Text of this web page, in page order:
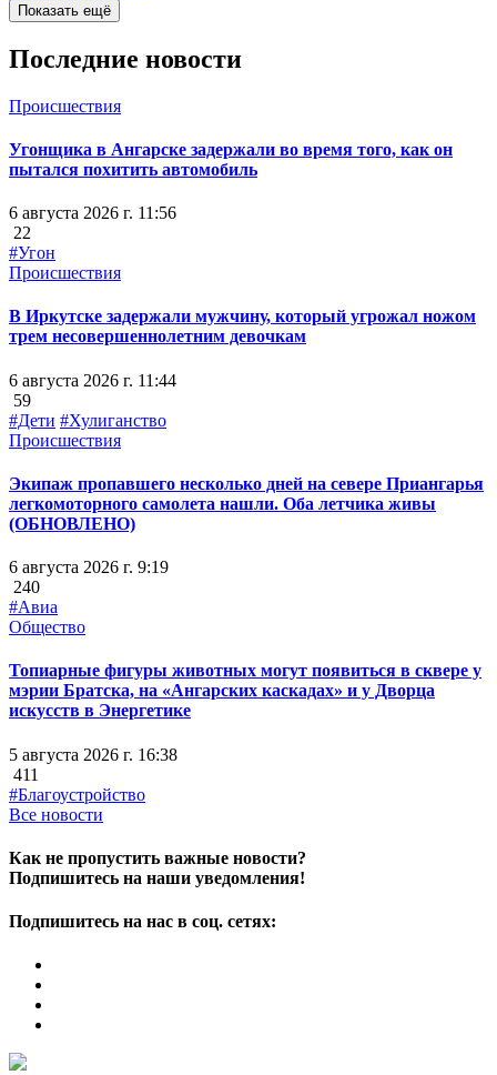
Показать ещё
Последние новости
Происшествия
Угонщика в Ангарске задержали во время того, как он
пытался похитить автомобиль
6 августа 2026 г. 11:56
22
#Угон
Происшествия
В Иркутске задержали мужчину, который угрожал ножом
трем несовершеннолетним девочкам
6 августа 2026 г. 11:44
59
#Дети #Хулиганство
Происшествия
Экипаж пропавшего несколько дней на севере Приангарья
легкомоторного самолета нашли. Оба летчика живы
(ОБНОВЛЕНО)
6 августа 2026 г. 9:19
240
#Авиа
Общество
Топиарные фигуры животных могут появиться в сквере у
мэрии Братска, на «Ангарских каскадах» и у Дворца
искусств в Энергетике
5 августа 2026 г. 16:38
411
#Благоустройство
Все новости
Как не пропустить важные новости?
Подпишитесь на наши уведомления!
Подпишитесь на нас в соц. сетях: